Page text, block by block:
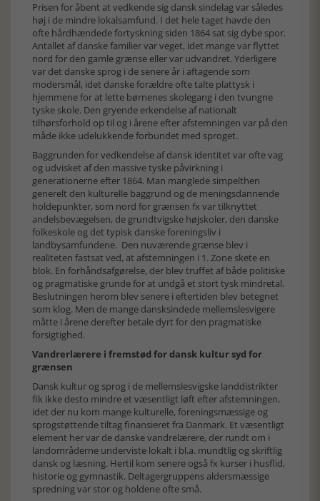
Prisen for åbent at vedkende sig dansk sindelag var således
høj i de mindre lokalsamfund. I det hele taget havde den
ofte hårdhændede fortyskning siden 1864 sat sig dybe spor.
Antallet af danske familier var veget, idet mange var flyttet
nord for den gamle grænse eller var udvandret. Yderligere
var det danske sprog i de senere år i aftagende som
modersmål, idet danske forældre ofte talte plattysk i
hjemmene for at lette børnenes skolegang i den tvungne
tyske skole. Den gryende erkendelse af nationalt
tilhørsforhold op til og i årene efter afstemningen var på den
måde ikke udelukkende forbundet med sproget.
Baggrunden for vedkendelse af dansk identitet var ofte vag
og udvisket af den massive tyske påvirkning i
generationerne efter 1864. Man manglede simpelthen
generelt den kulturelle baggrund og de meningsdannende
holdepunkter, som nord for grænsen fx var tilknyttet
andelsbevægelsen, de grundtvigske højskoler, den danske
folkeskole og det typisk danske foreningsliv i
landbysamfundene. Den nuværende grænse blev i
realiteten fastsat ved, at afstemningen i 1. Zone skete en
blok. En forhåndsafgørelse, der blev truffet af både politiske
og pragmatiske grunde for at undgå et stort tysk mindretal.
Beslutningen herom blev senere i eftertiden blev betegnet
som klog. Men de mange dansksindede mellemslesvigere
måtte i årene derefter betale dyrt for den pragmatiske
forsigtighed.
Vandrerlærere i fremstød for dansk kultur syd for
grænsen
Dansk kultur og sprog i de mellemslesvigske landdistrikter
fik ikke desto mindre et væsentligt løft efter afstemningen,
idet der nu kom mange kulturelle, foreningsmæssige og
sprogstøttende tiltag finansieret fra Danmark. Et væsentligt
element her var de danske vandrelærere, der rundt om i
landområderne underviste lokalt i bl.a. mundtlig og skriftlig
dansk og læsning. Hertil kom senere også fx kurser i husflid,
historie og gymnastik. Deltagergruppens aldersmæssige
spredning var stor og holdene ofte små.